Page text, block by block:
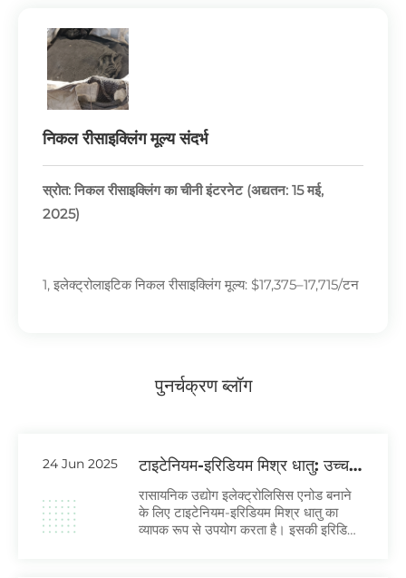
निकल रीसाइक्लिंग मूल्य संदर्भ
स्रोत: निकल रीसाइक्लिंग का चीनी इंटरनेट (अद्यतन: 15 मई,
2025)
1, इलेक्ट्रोलाइटिक निकल रीसाइक्लिंग मूल्य: $17,375–17,715/टन
4, निकल पेलेट्स रीसाइक्लिंग मूल्य: $17,306–17,354/टन
(41.67 डॉलर की वृद्धि)
पुनर्चक्रणब्लॉग
24 Jun 2025
टाइटेनियम-इरिडियम मिश्र धातु: उच्च
तापमान वाले औद्योगिक उपकरणों के लिए
आवश्यक
रासायनिक उद्योग इलेक्ट्रोलिसिस एनोड बनाने
के लिए टाइटेनियम-इरिडियम मिश्र धातु का
व्यापक रूप से उपयोग करता है। इसकी इरिडियम